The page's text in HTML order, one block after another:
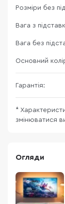
Розміри без
Вага з
Вага без
Основний
Гарантія:
*
змінюватися
Огляди